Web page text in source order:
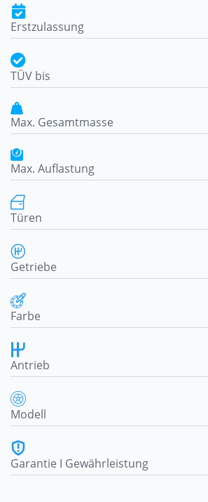
Erstzulassung
TÜV bis
Max. Gesamtmasse
Max. Auflastung
Türen
Getriebe
Farbe
Antrieb
Modell
Garantie I Gewährleistung